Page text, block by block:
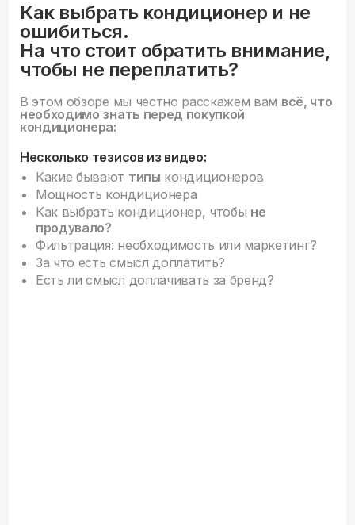
Как выбрать кондиционер и не
ошибиться.
На что стоит обратить внимание,
чтобы не переплатить?
В этом обзоре мы честно расскажем вам всё, что
необходимо знать перед покупкой
кондиционера:
Несколько тезисов из видео:
Какие бывают типы кондиционеров
Мощность кондиционера
Как выбрать кондиционер, чтобы не
продувало?
Фильтрация: необходимость или маркетинг?
За что есть смысл доплатить?
Есть ли смысл доплачивать за бренд?